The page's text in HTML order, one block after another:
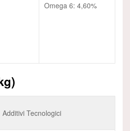
Omega 6: 4,60%
Additivi Tecnologici